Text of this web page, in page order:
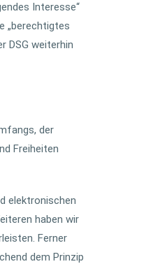
Interesse“
„berechtigtes
DSG weiterhin
der
Freiheiten
elektronischen
haben wir
Ferner
dem Prinzip